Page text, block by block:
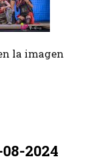
la imagen
2024